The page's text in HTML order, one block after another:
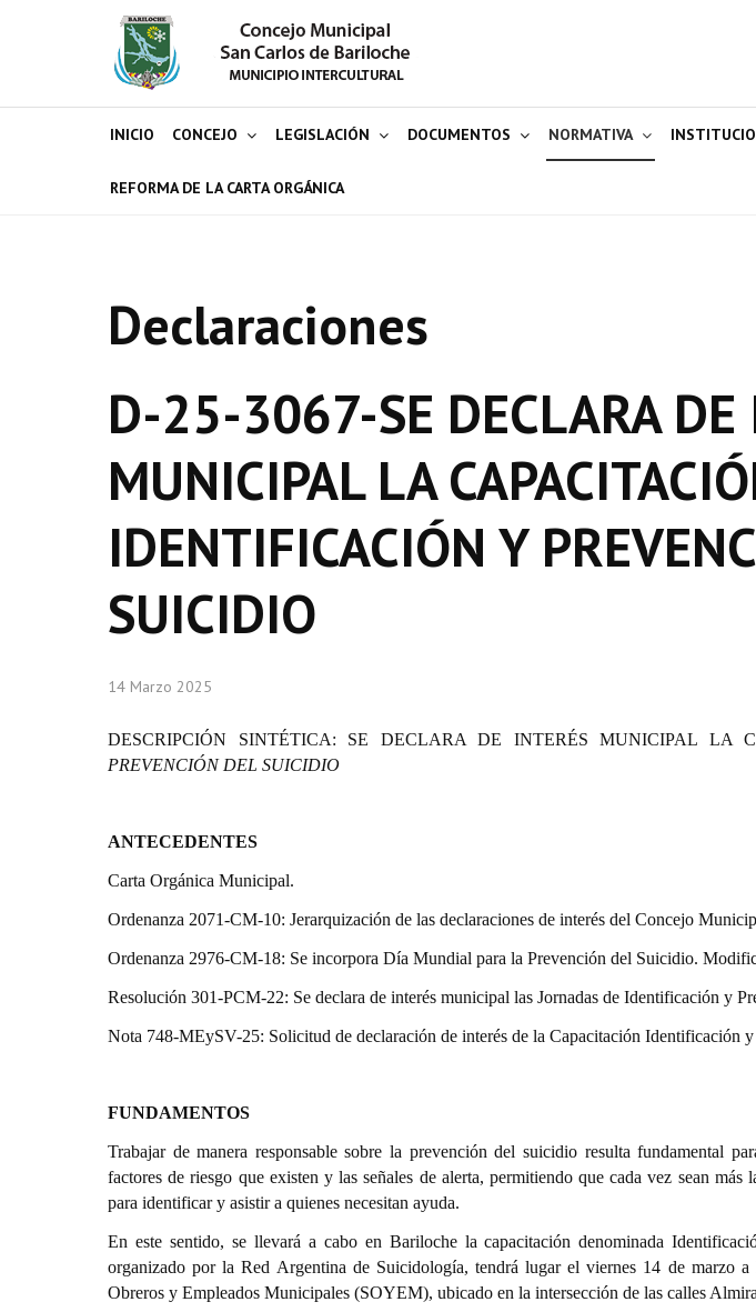
INICIO CONCEJO LEGISLACIÓN DOCUMENTOS NORMATIVA
REFORMA DE LA CARTA ORGÁNICA
Declaraciones
D-25-3067-SE DECLARA DE
MUNICIPAL LA
IDENTIFICACIÓN Y
SUICIDIO
14 Marzo 2025
DESCRIPCIÓN SINTÉTICA: SE DECLARA DE INTERÉS MUNICIPAL LA
PREVENCIÓN DEL SUICIDIO
ANTECEDENTES
Carta Orgánica Municipal.
Ordenanza 2071-CM-10: Jerarquización de las declaraciones de interés del Concejo
Ordenanza 2976-CM-18: Se incorpora Día Mundial para la Prevención del Suicidio.
Resolución 301-PCM-22: Se declara de interés municipal las Jornadas de Identificación y
Nota 748-MEySV-25: Solicitud de declaración de interés de la Capacitación Identificación
FUNDAMENTOS
Trabajar de manera responsable sobre la prevención del suicidio resulta fundamental
factores de riesgo que existen y las señales de alerta, permitiendo que cada vez sean más
para identificar y asistir a quienes necesitan ayuda.
En este sentido, se llevará a cabo en Bariloche la capacitación denominada
organizado por la Red Argentina de Suicidología, tendrá lugar el viernes 14 de marzo
Obreros y Empleados Municipales (SOYEM), ubicado en la intersección de las calles